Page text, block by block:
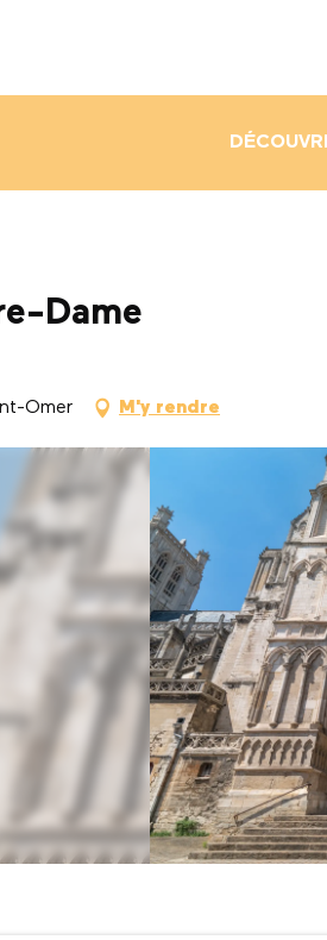
Dame
Omer M'y rendre